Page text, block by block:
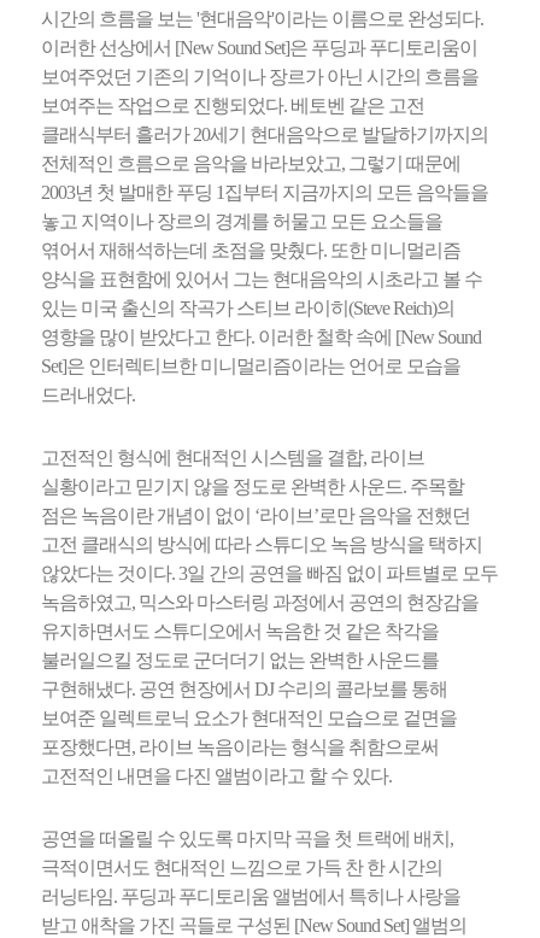
시간의 흐름을 보는 '현대음악'이라는 이름으로 완성되다.
이러한 선상에서 [New Sound Set]은 푸딩과 푸디토리움이
보여주었던 기존의 기억이나 장르가 아닌 시간의 흐름을
보여주는 작업으로 진행되었다. 베토벤 같은 고전
클래식부터 흘러가 20세기 현대음악으로 발달하기까지의
전체적인 흐름으로 음악을 바라보았고, 그렇기 때문에
2003년 첫 발매한 푸딩 1집부터 지금까지의 모든 음악들을
놓고 지역이나 장르의 경계를 허물고 모든 요소들을
엮어서 재해석하는데 초점을 맞췄다. 또한 미니멀리즘
양식을 표현함에 있어서 그는 현대음악의 시초라고 볼 수
있는 미국 출신의 작곡가 스티브 라이히(Steve Reich)의
영향을 많이 받았다고 한다. 이러한 철학 속에 [New Sound
Set]은 인터렉티브한 미니멀리즘이라는 언어로 모습을
드러내었다.
고전적인 형식에 현대적인 시스템을 결합, 라이브
실황이라고 믿기지 않을 정도로 완벽한 사운드. 주목할
점은 녹음이란 개념이 없이 ‘라이브’로만 음악을 전했던
고전 클래식의 방식에 따라 스튜디오 녹음 방식을 택하지
않았다는 것이다. 3일 간의 공연을 빠짐 없이 파트별로 모두
녹음하였고, 믹스와 마스터링 과정에서 공연의 현장감을
유지하면서도 스튜디오에서 녹음한 것 같은 착각을
불러일으킬 정도로 군더더기 없는 완벽한 사운드를
구현해냈다. 공연 현장에서 DJ 수리의 콜라보를 통해
보여준 일렉트로닉 요소가 현대적인 모습으로 겉면을
포장했다면, 라이브 녹음이라는 형식을 취함으로써
고전적인 내면을 다진 앨범이라고 할 수 있다.
공연을 떠올릴 수 있도록 마지막 곡을 첫 트랙에 배치,
극적이면서도 현대적인 느낌으로 가득 찬 한 시간의
러닝타임. 푸딩과 푸디토리움 앨범에서 특히나 사랑을
받고 애착을 가진 곡들로 구성된 [New Sound Set] 앨범의